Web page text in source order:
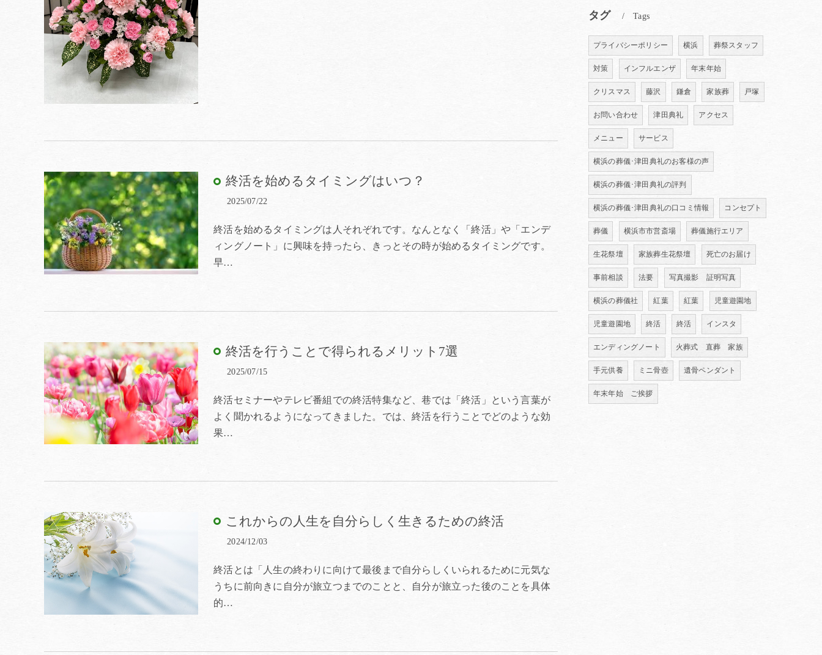
終活を始めるタイミングはいつ？
2025/07/22
終活を始めるタイミングは人それぞれです。なんとなく「終活」や「エンデ
ィングノート」に興味を持ったら、きっとその時が始めるタイミングです。
早…
終活を行うことで得られるメリット7選
2025/07/15
終活セミナーやテレビ番組での終活特集など、巷では「終活」という言葉が
よく聞かれるようになってきました。では、終活を行うことでどのような効
果…
これからの人生を自分らしく生きるための終活
2024/12/03
終活とは「人生の終わりに向けて最後まで自分らしくいられるために元気な
うちに前向きに自分が旅立つまでのことと、自分が旅立った後のことを具体
的…
タグ Tags
プライバシーポリシー 横浜 葬祭スタッフ
対策 インフルエンザ 年末年始
クリスマス 藤沢 鎌倉 家族葬 戸塚
お問い合わせ 津田典礼 アクセス
メニュー サービス
横浜の葬儀･津田典礼のお客様の声
横浜の葬儀･津田典礼の評判
横浜の葬儀･津田典礼の口コミ情報 コンセプト
葬儀 横浜市市営斎場 葬儀施行エリア
生花祭壇 家族葬生花祭壇 死亡のお届け
事前相談 法要 写真撮影 証明写真
横浜の葬儀社 紅葉 紅葉 児童遊園地
児童遊園地 終活 終活 インスタ
エンディングノート 火葬式 直葬 家族
手元供養 ミニ骨壺 遺骨ペンダント
年末年始 ご挨拶